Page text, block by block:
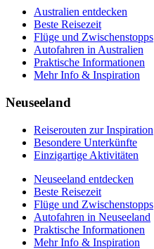
Australien entdecken
Beste Reisezeit
Flüge und Zwischenstopps
Autofahren in Australien
Praktische Informationen
Mehr Info & Inspiration
Neuseeland
Reiserouten zur Inspiration
Besondere Unterkünfte
Einzigartige Aktivitäten
Neuseeland entdecken
Beste Reisezeit
Flüge und Zwischenstopps
Autofahren in Neuseeland
Praktische Informationen
Mehr Info & Inspiration